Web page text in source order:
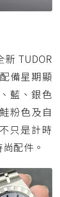
TUDOR
備星期顯
藍、銀色
粉色及自
只是計時
配件。